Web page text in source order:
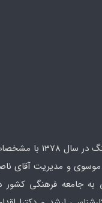
انتشارات کتابخانه
موسوی و مدیریت آقای
جامعه فرهنگی کشور